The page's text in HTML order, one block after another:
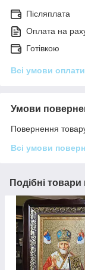
Післяплата
Оплата на
Готівкою
Всі умови оплати
Умови
Повернення
Всі умови
Подібні товари